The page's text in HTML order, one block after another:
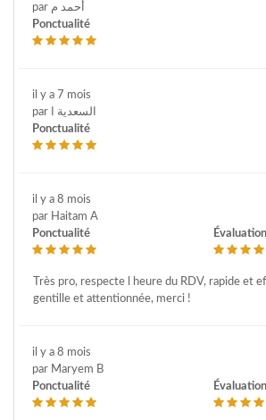
par أحمد م
Ponctualité
il y a 7 mois
par السعدية ا
Ponctualité
il y a 8 mois
par Haitam A
Ponctualité
Très pro, respecte l heure du RDV, rapide et
gentille et attentionnée, merci !
il y a 8 mois
par Maryem B
Ponctualité